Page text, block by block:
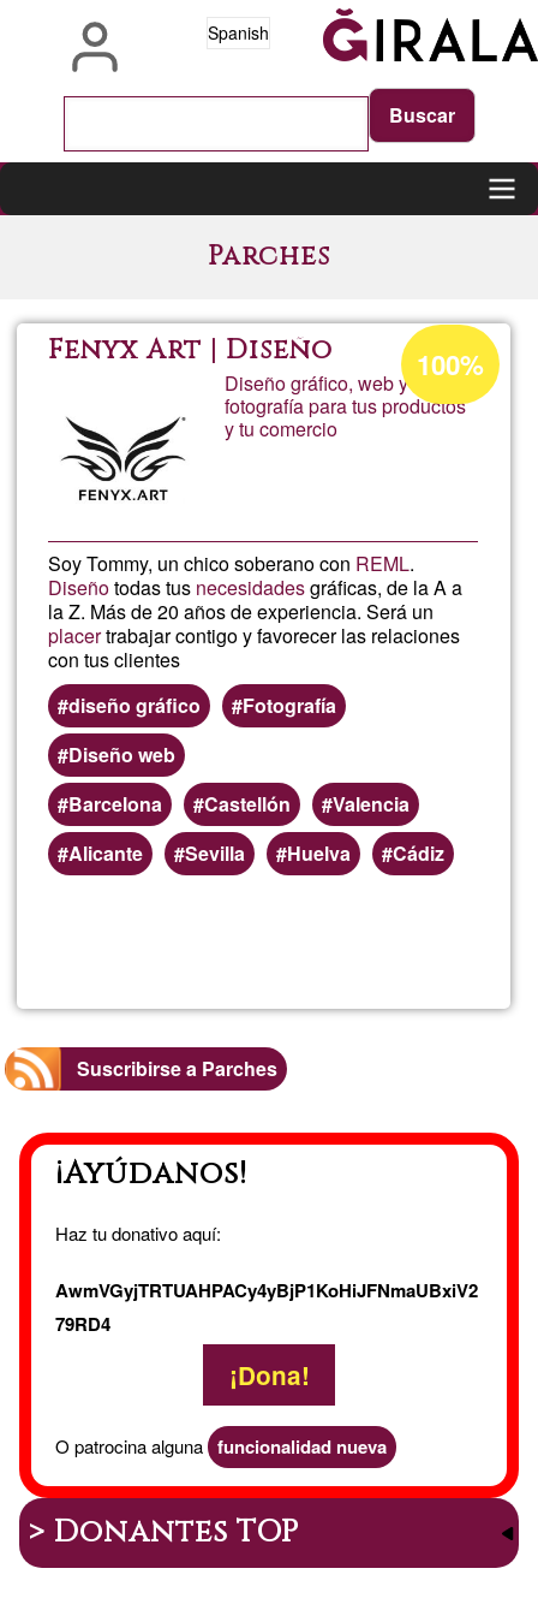
Spanish
Parches
Fenyx Art | Diseño
Diseño gráfico, web y
fotografía para tus productos
y tu comercio
Soy Tommy, un chico soberano con REML.
Diseñotodas tus necesidadesgráficas, de la A a
la Z. Más de 20 años de experiencia. Será un
placertrabajar contigo y favorecer las relaciones
con tus clientes
diseño gráfico
Fotografía
Diseño web
Barcelona
Castellón
Valencia
Alicante
Sevilla Huelva Cádiz
Porcentaje
de
aceptación
100%
Fenyx
Suscribirse a Parches
¡Ayúdanos!
Haz tu donativo aquí:
AwmVGyjTRTUAHPACy4yBjP1KoHiJFNmaUBxiV2
79RD4
¡Dona!
O patrocina alguna funcionalidad nueva
> Donantes TOP